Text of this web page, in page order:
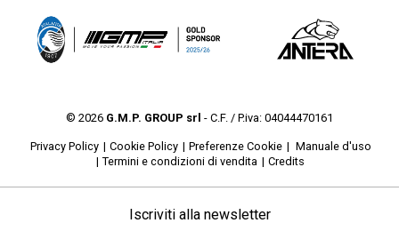
© 2026 G.M.P. GROUP srl - C.F. / P.iva: 04044470161
Privacy Policy Cookie Policy Preferenze Cookie
Manuale d'uso
Termini e condizioni di vendita
Credits
Iscriviti alla newsletter